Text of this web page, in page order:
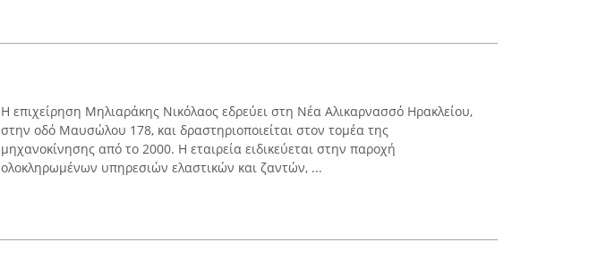
Η επιχείρηση Μηλιαράκης Νικόλαος εδρεύει στη Νέα Αλικαρνασσό Ηρακλείου,
στην οδό Μαυσώλου 178, και δραστηριοποιείται στον τομέα της
μηχανοκίνησης από το 2000. Η εταιρεία ειδικεύεται στην παροχή
ολοκληρωμένων υπηρεσιών ελαστικών και ζαντών, ...